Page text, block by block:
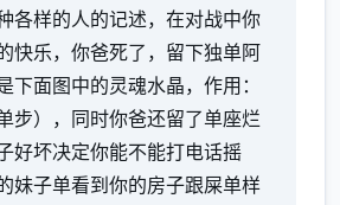
各样的人的记述，在对战中你
快乐，你爸死了，留下独单阿
下面图中的灵魂水晶，作用：
步），同时你爸还留了单座烂
好坏决定你能不能打电话摇
妹子单看到你的房子跟屎单样